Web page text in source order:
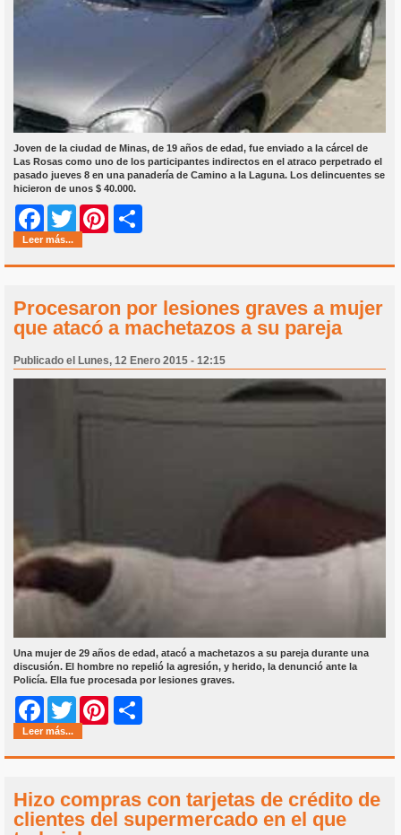
Joven de la ciudad de Minas, de 19 años de edad, fue enviado a la cárcel de
Las Rosas como uno de los participantes indirectos en el atraco perpetrado el
pasado jueves 8 en una panadería de Camino a la Laguna. Los delincuentes se
hicieron de unos $ 40.000.
Facebook
Twitter Pinterest
Leer más...
Procesaron por lesiones graves a mujer
que atacó a machetazos a su pareja
Publicado el Lunes, 12 Enero 2015 - 12:15
Una mujer de 29 años de edad, atacó a machetazos a su pareja durante una
discusión. El hombre no repelió la agresión, y herido, la denunció ante la
Policía. Ella fue procesada por lesiones graves.
Facebook
Twitter Pinterest
Leer más...
Hizo compras con tarjetas de crédito de
clientes del supermercado en el que